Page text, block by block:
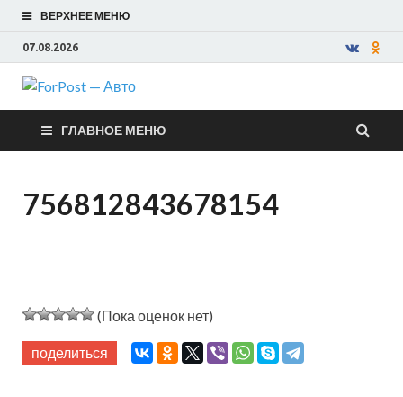
ВЕРХНЕЕ МЕНЮ
07.08.2026
ForPost —
Авто
ГЛАВНОЕ МЕНЮ
756812843678154
(Пока оценок нет)
поделиться